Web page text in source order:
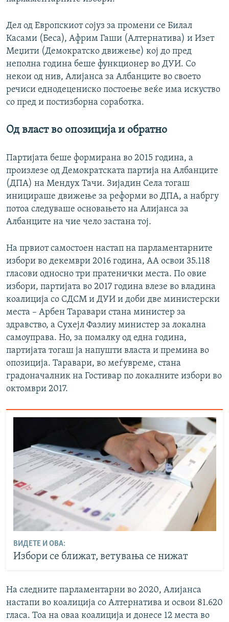
Дел од Европскиот сојуз за промени се Билал
Касами (Беса), Африм Гаши (Алтернатива) и Изет
Меџити (Демократско движење) кој до пред
неполна година беше функционер во ДУИ. Со
некои од нив, Алијанса за Албанците во своето
речиси еднодецениско постоење веќе има искуство
со пред и постизборна соработка.
Од власт во опозиција и обратно
Партијата беше формирана во 2015 година, а
произлезе од Демократската партија на Албанците
(ДПА) на Мендух Тачи. Зијадин Села тогаш
иницираше движење за реформи во ДПА, а набргу
потоа следуваше основањето на Алијанса за
Албанците на чие чело застана тој.
На првиот самостоен настап на парламентарните
избори во декември 2016 година, АА освои 35.118
гласови односно три пратенички места. По овие
избори, партијата во 2017 година влезе во владина
коалиција со СДСМ и ДУИ и доби две министерски
места – Арбен Таравари стана министер за
здравство, а Сухејл Фазлиу министер за локална
самоуправа. Но, за помалку од една година,
партијата тогаш ја напушти власта и премина во
опозиција. Таравари, во меѓувреме, стана
градоначалник на Гостивар по локалните избори во
октомври 2017.
ВИДЕТЕ И ОВА:
Избори се ближат, ветувања се нижат
На следните парламентарни во 2020, Алијанса
настапи во коалиција со Алтернатива и освои 81.620
гласа. Тоа на оваа коалиција и донесе 12 места во